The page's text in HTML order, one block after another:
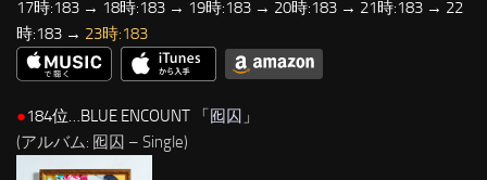
17時:183 → 18時:183 → 19時:183 → 20時:183 → 21時:183 → 22
時:183 → 23時:183
●184位…BLUE ENCOUNT 「囮囚 」
(アルバム: 囮囚 – Single)